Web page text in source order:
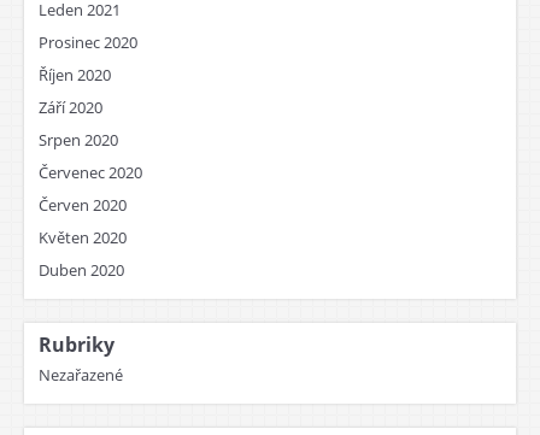
Leden 2021
Prosinec 2020
Říjen 2020
Září 2020
Srpen 2020
Červenec 2020
Červen 2020
Květen 2020
Duben 2020
Rubriky
Nezařazené